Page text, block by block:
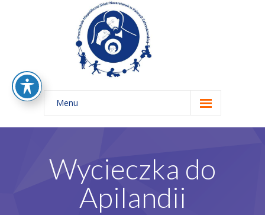
Menu
Home
-- Rys Historyczny
-- Nasze Zasady Edukacyjne
Wycieczka do
Apilandii